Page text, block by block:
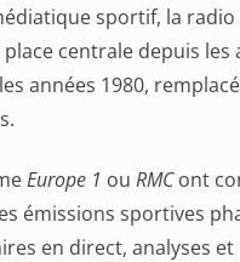
sportif, la radio
centrale depuis les
années 1980,
Europe 1 ou RMCont
émissions sportives
en direct, analyses et